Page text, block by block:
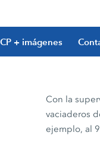
+ imágenes
Con la
vaciaderos
ejemplo, al